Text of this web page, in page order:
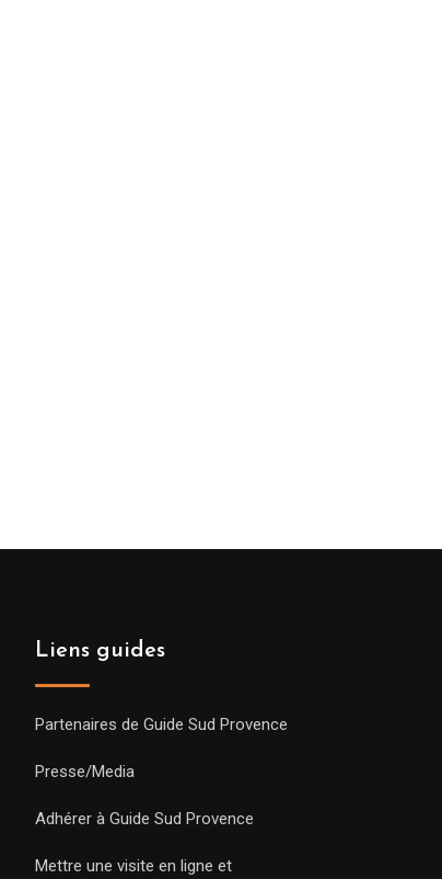
Liens guides
Partenaires de Guide Sud Provence
Presse/Media
Adhérer à Guide Sud Provence
Mettre une visite en ligne et